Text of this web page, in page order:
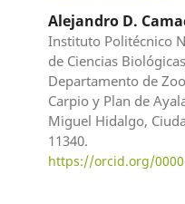
Alejandro D.
Instituto Politécnico
de Ciencias
Departamento de
Carpio y Plan de
Miguel Hidalgo,
11340.
https://orcid.org/